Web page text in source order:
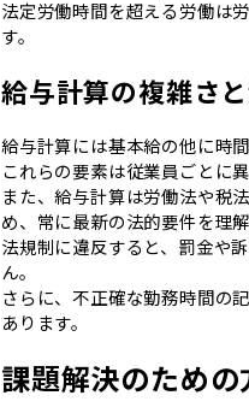
法定労働時間を超える労働は
す。
給与計算の複雑さ
給与計算には基本給の他に時
これらの要素は従業員ごとに
また、給与計算は労働法や税
め、常に最新の法的要件を理
法規制に違反すると、罰金や
ん。
さらに、不正確な勤務時間の
あります。
課題解決のための